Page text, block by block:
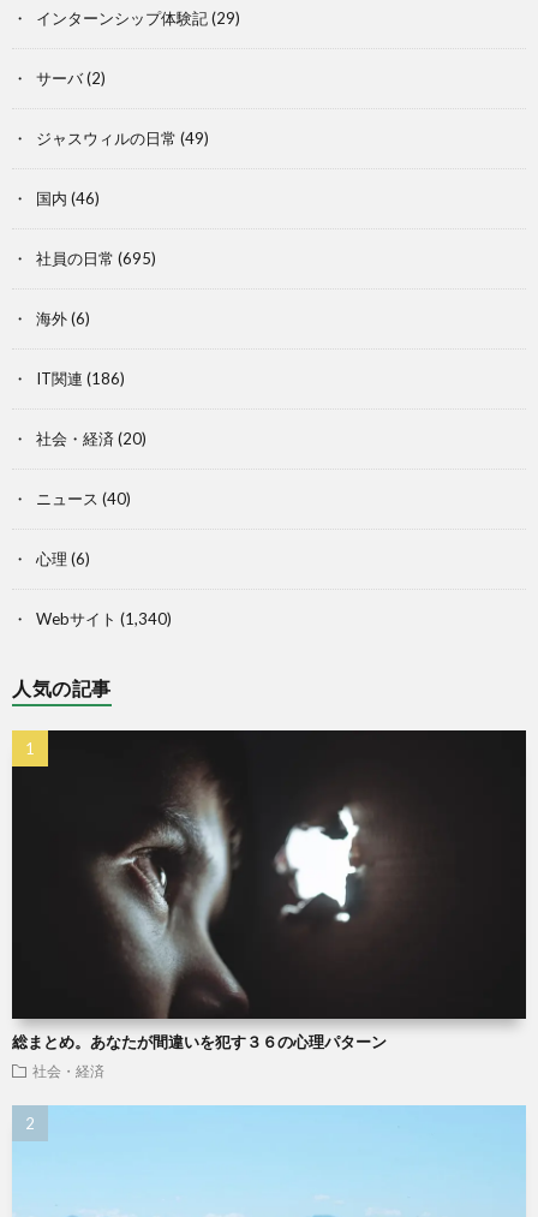
インターンシップ体験記(29)
サーバ(2)
ジャスウィルの日常 (49)
国内 (46)
社員の日常 (695)
海外(6)
IT関連 (186)
社会・経済 (20)
ニュース (40)
心理 (6)
Webサイト (1,340)
人気の記事
総まとめ。あなたが間違いを犯す３６の心理パターン
社会・経済